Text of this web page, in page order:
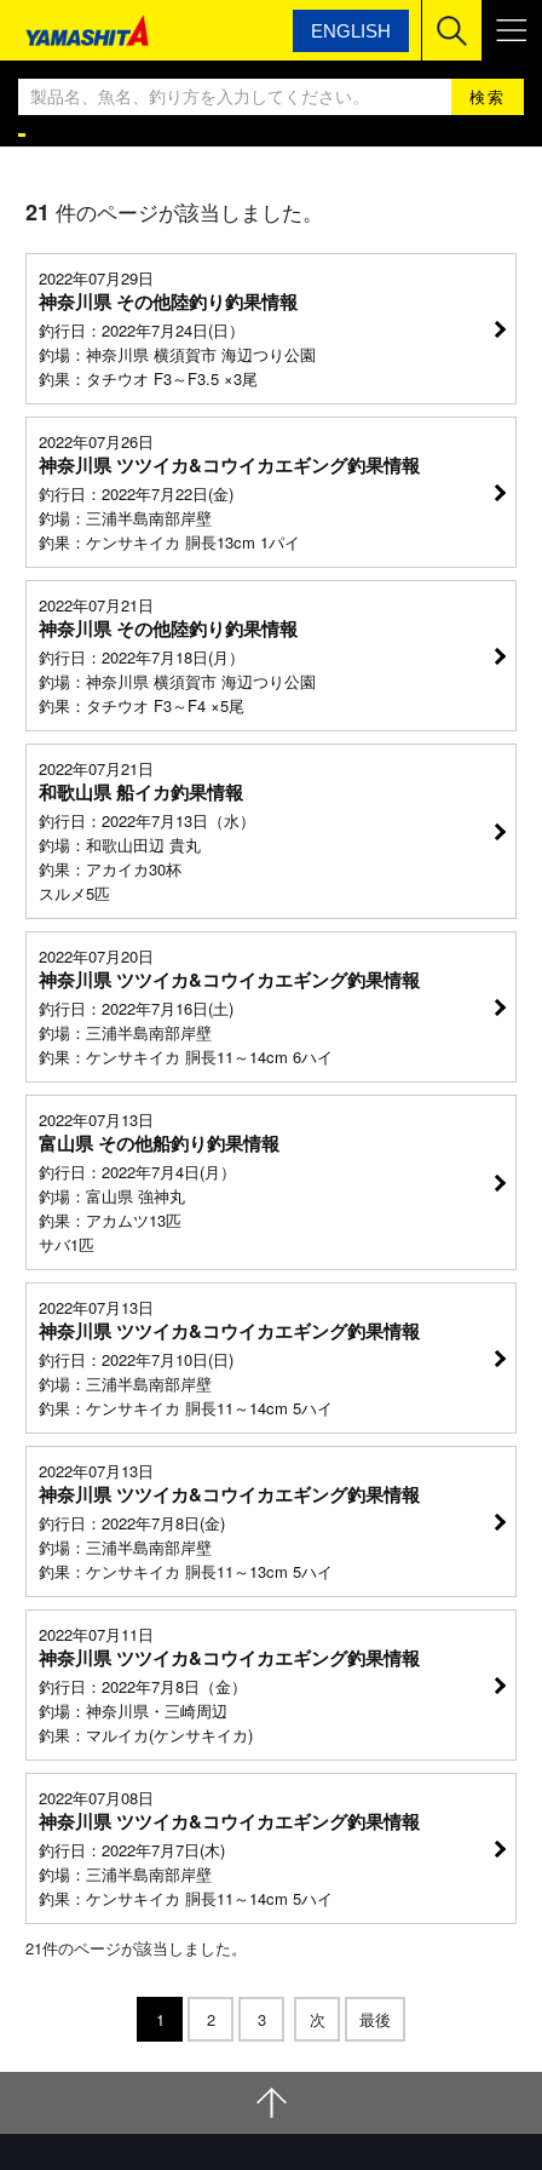
ENGLISH
ヤマシタ ヤマシタ釣果情報BLOG
ヤマシタ釣果情報
21 件のページが該当しました。
2022年07月29日
神奈川県 その他陸釣り釣果情報
釣行日：2022年7月24日(日）
釣場：神奈川県 横須賀市 海辺つり公園
釣果：タチウオ F3～F3.5 ×3尾
2022年07月26日
神奈川県 ツツイカ&コウイカエギング釣果情報
釣行日：2022年7月22日(金)
釣場：三浦半島南部岸壁
釣果：ケンサキイカ 胴長13cm 1パイ
2022年07月21日
神奈川県 その他陸釣り釣果情報
釣行日：2022年7月18日(月）
釣場：神奈川県 横須賀市 海辺つり公園
釣果：タチウオ F3～F4 ×5尾
2022年07月21日
和歌山県 船イカ釣果情報
釣行日：2022年7月13日（水）
釣場：和歌山田辺 貴丸
釣果：アカイカ30杯
スルメ5匹
2022年07月20日
神奈川県 ツツイカ&コウイカエギング釣果情報
釣行日：2022年7月16日(土)
釣場：三浦半島南部岸壁
釣果：ケンサキイカ 胴長11～14cm 6ハイ
2022年07月13日
富山県 その他船釣り釣果情報
釣行日：2022年7月4日(月）
釣場：富山県 強神丸
釣果：アカムツ13匹
サバ1匹
2022年07月13日
神奈川県 ツツイカ&コウイカエギング釣果情報
釣行日：2022年7月10日(日)
釣場：三浦半島南部岸壁
釣果：ケンサキイカ 胴長11～14cm 5ハイ
2022年07月13日
神奈川県 ツツイカ&コウイカエギング釣果情報
釣行日：2022年7月8日(金)
釣場：三浦半島南部岸壁
釣果：ケンサキイカ 胴長11～13cm 5ハイ
2022年07月11日
神奈川県 ツツイカ&コウイカエギング釣果情報
釣行日：2022年7月8日（金）
釣場：神奈川県・三崎周辺
釣果：マルイカ(ケンサキイカ)
2022年07月08日
神奈川県 ツツイカ&コウイカエギング釣果情報
釣行日：2022年7月7日(木)
釣場：三浦半島南部岸壁
釣果：ケンサキイカ 胴長11～14cm 5ハイ
21件のページが該当しました。
1 2 3 次 最後